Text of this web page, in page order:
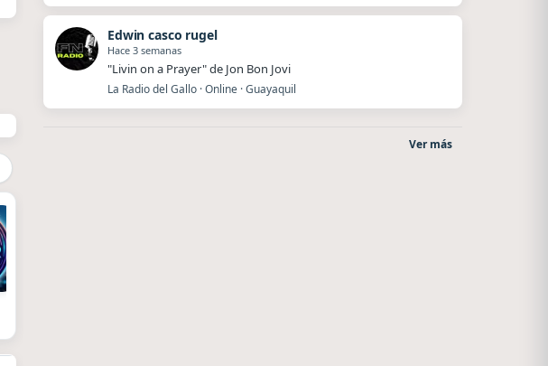
Edwin casco rugel
Hace 3 semanas
"Livin on a Prayer" de Jon Bon Jovi
La Radio del Gallo · Online · Guayaquil
Ver más